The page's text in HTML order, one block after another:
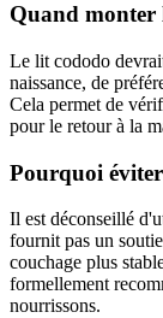
Quand monter
Le lit cododo
naissance, de
Cela permet de
pour le retour à la
Pourquoi
Il est déconseillé
fournit pas un
couchage plus
formellement
nourrissons.